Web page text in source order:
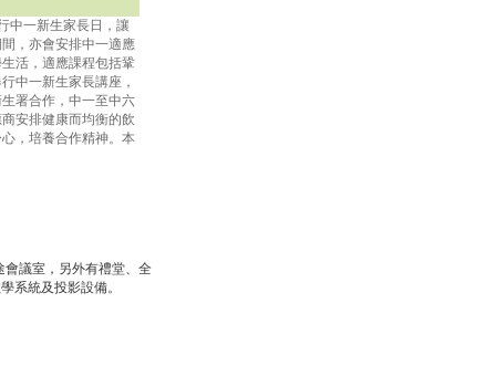
中一新生家長日，讓
，亦會安排中一適應
活，適應課程包括鞏
中一新生家長講座，
署合作，中一至中六
安排健康而均衡的飲
，培養合作精神。本
議室，另外有禮堂、全
系統及投影設備。